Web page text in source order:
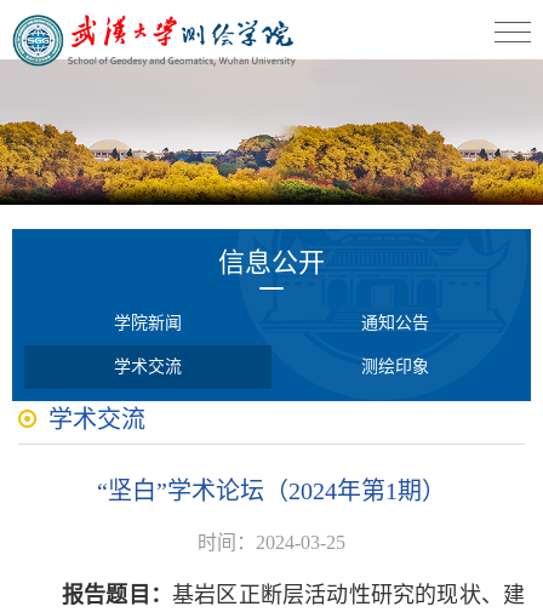
信息公开
学院新闻 通知公告
学术交流 测绘印象
学术交流
“坚白”学术论坛（2024年第1期）
时间：2024-03-25
报告题目： 基岩区正断层活动性研究的现状、建